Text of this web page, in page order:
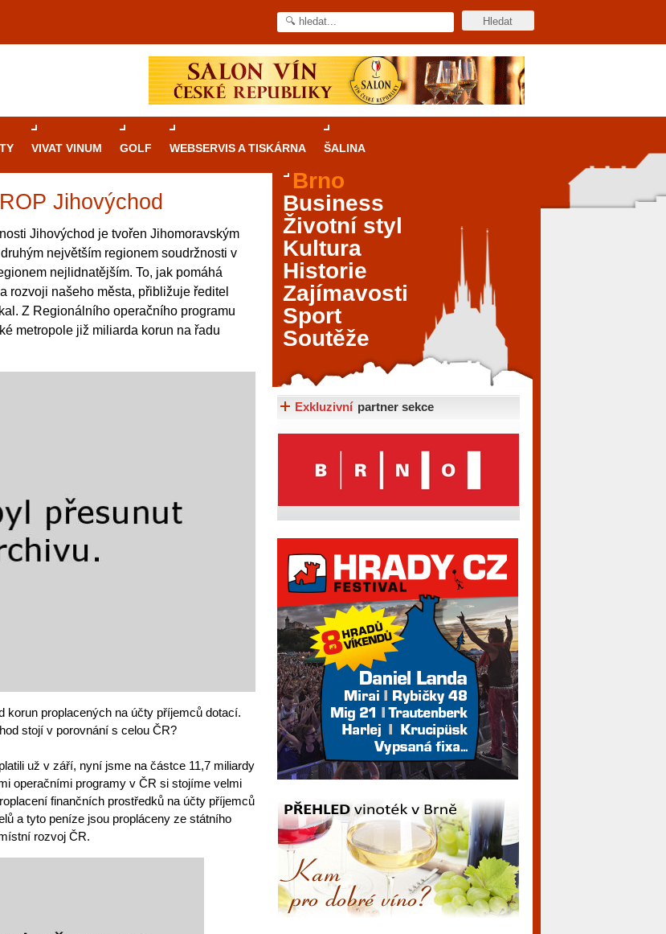
VIVAT VINUM GOLF WEBSERVIS A TISKÁRNA ŠALINA
Jihovýchod
Jihovýchod je tvořen Jihomoravským
největším regionem soudržnosti v
nejlidnatějším. To, jak pomáhá
rozvoji našeho města, přibližuje ředitel
Z Regionálního operačního programu
metropole již miliarda korun na řadu
korun proplacených na účty příjemců dotací.
stojí v porovnání s celou ČR?
už v září, nyní jsme na částce 11,7 miliardy
operačními programy v ČR si stojíme velmi
finančních prostředků na účty příjemců
a tyto peníze jsou propláceny ze státního
rozvoj ČR.
kasinovými hrami v Brně: Od
po video automaty
je městem známým pro zajímavé památky, skvělé
divadla a univerzity. Mimo jiné je ale také
kde si můžete legálně a bezpečně vyzkoušet
kasinové hry. V neustále kvetoucí moravské
naleznete širokou nabídku her od klasické
až po moderní automaty jak pro pravidelné
Brno
Business
Životní styl
Kultura
Historie
Zajímavosti
Sport
Soutěže
Exkluzivní partner sekce